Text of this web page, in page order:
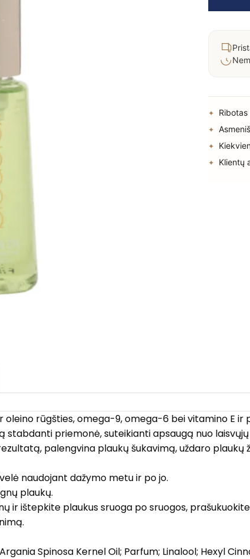
Klientų
oleino rūgšties, omega-9, omega-6 bei vitamino E
stabdanti priemonė, suteikianti apsaugą nuo
palengvina plaukų šukavimą, uždaro
naudojant dažymo metu ir po jo.
plaukų.
ir ištepkite plaukus sruoga po sruogos,
Spinosa Kernel Oil; Parfum; Linalool; Hexyl